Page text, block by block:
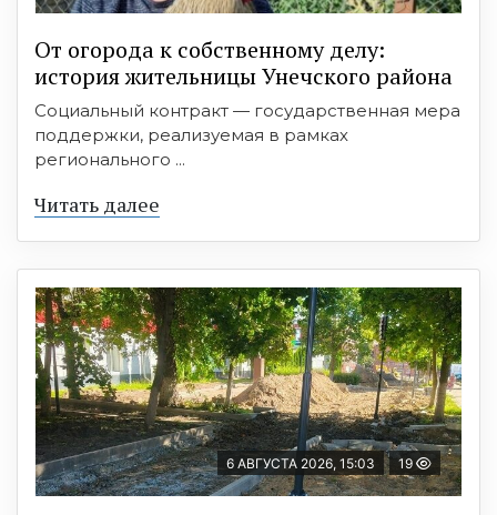
От огорода к собственному делу:
история жительницы Унечского района
Социальный контракт — государственная мера
поддержки, реализуемая в рамках
регионального ...
Читать далее
6 АВГУСТА 2026, 15:03 19